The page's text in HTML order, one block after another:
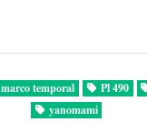
marco temporal Pl 490
yanomami